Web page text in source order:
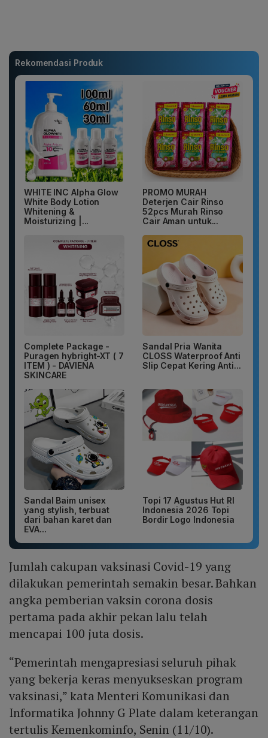
Rekomendasi Produk
WHITE INC Alpha Glow
White Body Lotion
Whitening &
Moisturizing |...
PROMO MURAH
Deterjen Cair Rinso
52pcs Murah Rinso
Cair Aman untuk...
Complete Package -
Puragen hybright-XT ( 7
ITEM ) - DAVIENA
SKINCARE
Sandal Pria Wanita
CLOSS Waterproof Anti
Slip Cepat Kering Anti...
Sandal Baim unisex
yang stylish, terbuat
dari bahan karet dan
EVA...
Topi 17 Agustus Hut RI
Indonesia 2026 Topi
Bordir Logo Indonesia
Jumlah cakupan vaksinasi Covid-19 yang
dilakukan pemerintah semakin besar. Bahkan
angka pemberian vaksin corona dosis
pertama pada akhir pekan lalu telah
mencapai 100 juta dosis.
“Pemerintah mengapresiasi seluruh pihak
yang bekerja keras menyukseskan program
vaksinasi,” kata Menteri Komunikasi dan
Informatika Johnny G Plate dalam keterangan
tertulis Kemenkominfo, Senin (11/10).